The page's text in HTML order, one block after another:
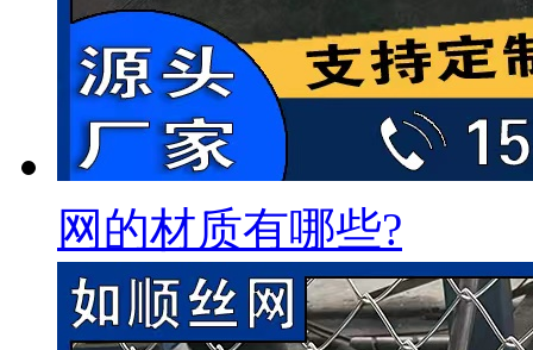
网的材质有哪些?